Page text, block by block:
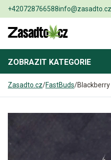
+420728766588info@zasadto.cz
ZOBRAZIT KATEGORIE
Zasadto.cz/FastBuds/